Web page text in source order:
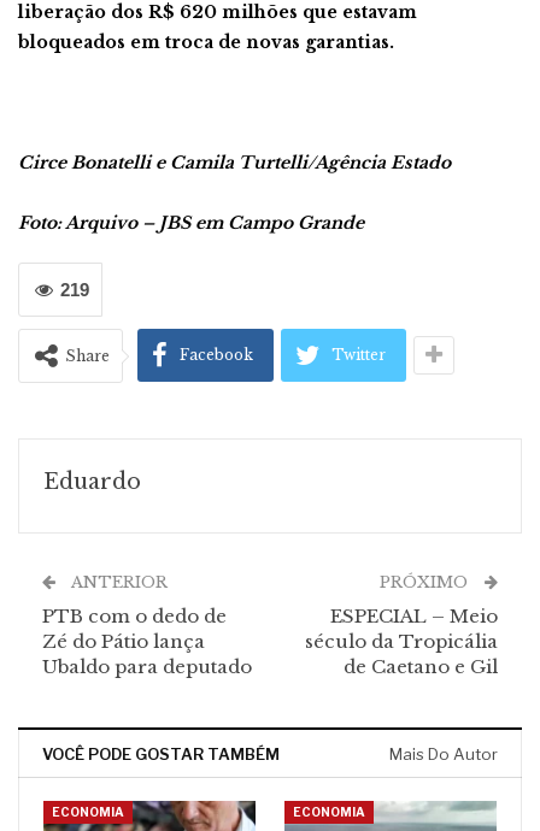
liberação dos R$ 620 milhões que estavam
bloqueados em troca de novas garantias.
Circe Bonatelli e Camila Turtelli/Agência Estado
Foto: Arquivo – JBS em Campo Grande
219
Share Facebook Twitter
Eduardo
ANTERIOR
PTB com o dedo de
Zé do Pátio lança
Ubaldo para deputado
PRÓXIMO
ESPECIAL – Meio
século da Tropicália
de Caetano e Gil
VOCÊ PODE GOSTAR TAMBÉM Mais Do Autor
ECONOMIA ECONOMIA